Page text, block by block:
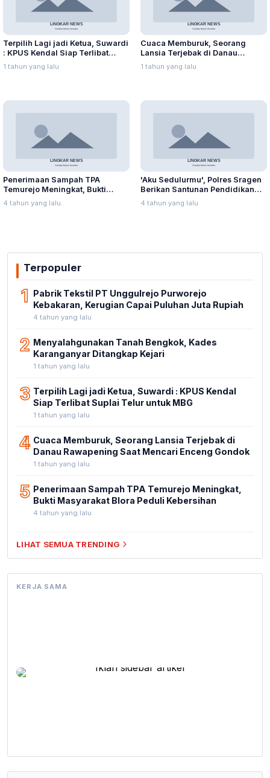
Terpilih Lagi jadi Ketua, Suwardi
: KPUS Kendal Siap Terlibat
Suplai Telur untuk MBG
1 tahun yang lalu
Cuaca Memburuk, Seorang
Lansia Terjebak di Danau
Rawapening Saat Mencari
Enceng Gondok
1 tahun yang lalu
Penerimaan Sampah TPA
Temurejo Meningkat, Bukti
Masyarakat Blora Peduli
Kebersihan
4 tahun yang lalu
'Aku Sedulurmu', Polres Sragen
Berikan Santunan Pendidikan
Anak Yatim Piatu
4 tahun yang lalu
Terpopuler
1 Pabrik Tekstil PT Unggulrejo Purworejo
Kebakaran, Kerugian Capai Puluhan Juta Rupiah
4 tahun yang lalu
2 Menyalahgunakan Tanah Bengkok, Kades
Karanganyar Ditangkap Kejari
1 tahun yang lalu
3 Terpilih Lagi jadi Ketua, Suwardi : KPUS Kendal
Siap Terlibat Suplai Telur untuk MBG
1 tahun yang lalu
4 Cuaca Memburuk, Seorang Lansia Terjebak di
Danau Rawapening Saat Mencari Enceng Gondok
1 tahun yang lalu
5 Penerimaan Sampah TPA Temurejo Meningkat,
Bukti Masyarakat Blora Peduli Kebersihan
4 tahun yang lalu
LIHAT SEMUA TRENDING
KERJA SAMA